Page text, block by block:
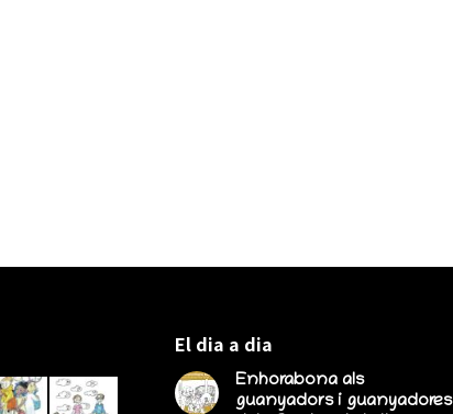
El dia a dia
Enhorabona als
guanyadors i guanyadores